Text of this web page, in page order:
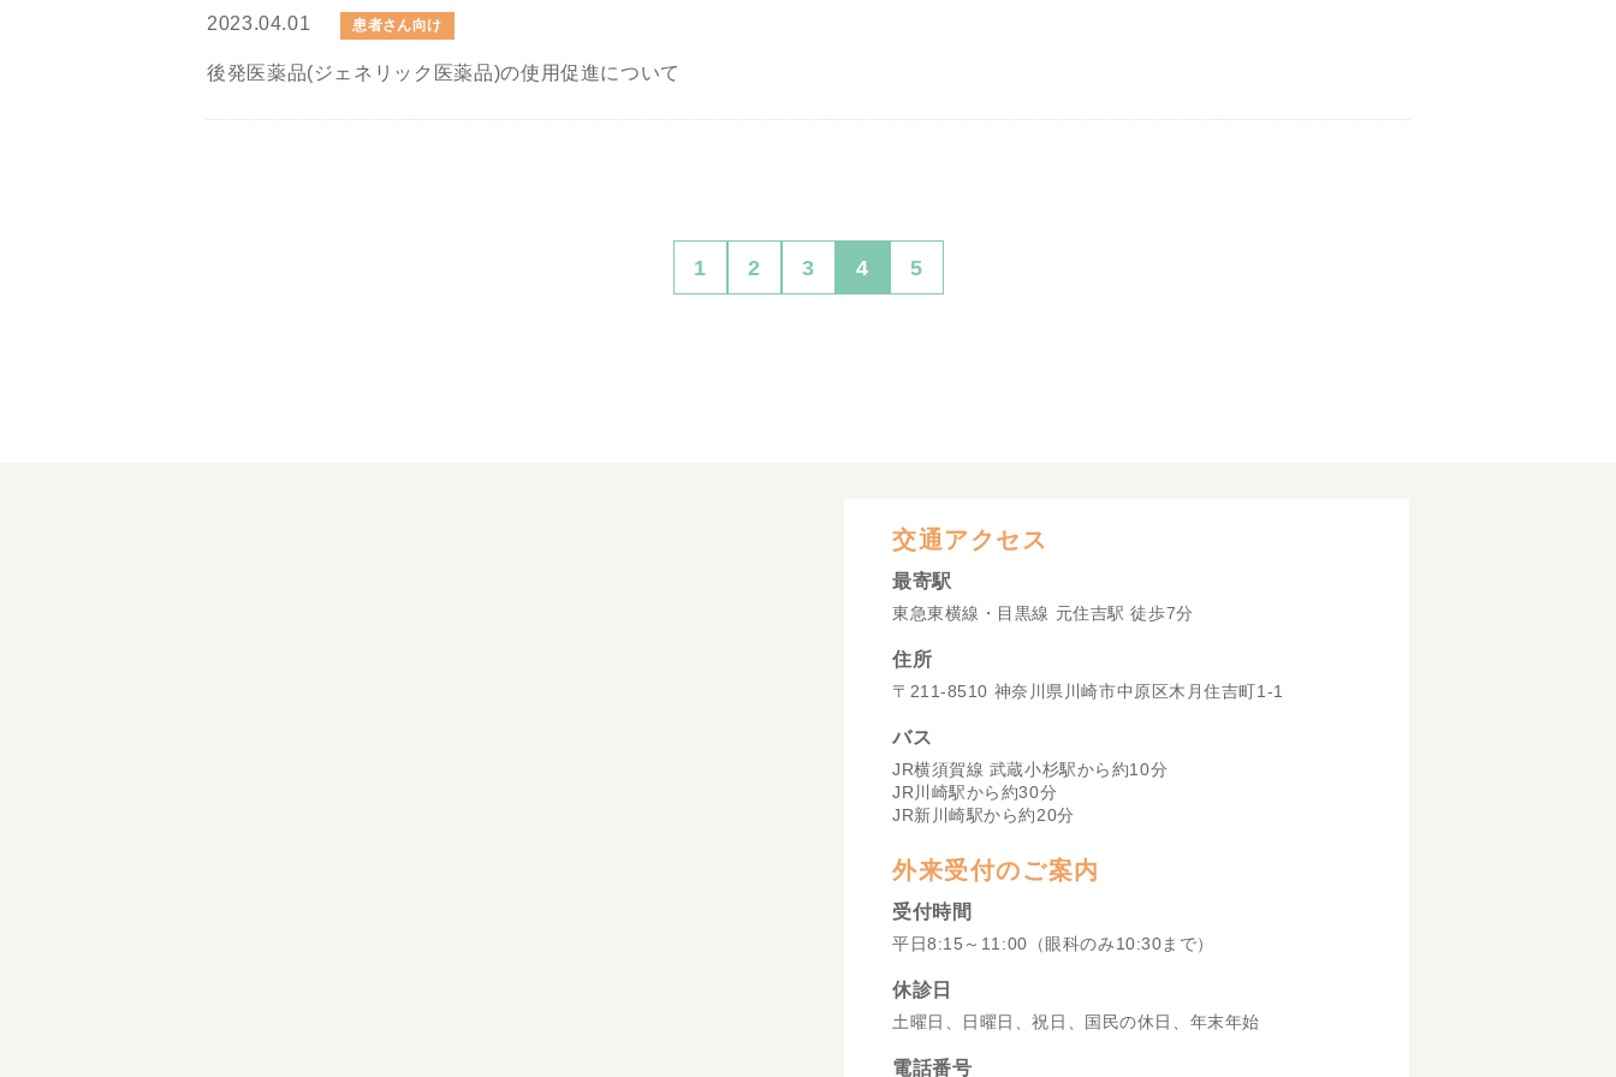
2023.04.01 患者さん向け
後発医薬品(ジェネリック医薬品)の使用促進について
1 2 3 4 5
交通アクセス
最寄駅
東急東横線・目黒線 元住吉駅 徒歩7分
住所
〒211-8510 神奈川県川崎市中原区木月住吉町1-1
バス
JR横須賀線 武蔵小杉駅から約10分
JR川崎駅から約30分
JR新川崎駅から約20分
外来受付のご案内
受付時間
平日8:15～11:00（眼科のみ10:30まで）
休診日
土曜日、日曜日、祝日、国民の休日、年末年始
電話番号